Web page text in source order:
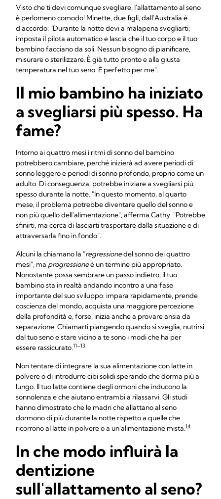
Visto che ti devi comunque svegliare, l'allattamento al seno
è perlomeno comodo! Minette, due figli, dall'Australia è
d'accordo: "Durante la notte devi a malapena svegliarti;
imposta il pilota automatico e lascia che il tuo corpo e il tuo
bambino facciano da soli. Nessun bisogno di pianificare,
misurare o sterilizzare. È già tutto pronto e alla giusta
temperatura nel tuo seno. È perfetto per me".
Il mio bambino ha iniziato
a svegliarsi più spesso. Ha
fame?
Intorno ai quattro mesi i ritmi di sonno del bambino
potrebbero cambiare, perché inizierà ad avere periodi di
sonno leggero e periodi di sonno profondo, proprio come un
adulto. Di conseguenza, potrebbe iniziare a svegliarsi più
spesso durante la notte. "In questo momento, al quarto
mese, il problema potrebbe diventare quello del sonno e
non più quello dell'alimentazione", afferma Cathy. "Potrebbe
sfinirti, ma cerca di lasciarti trasportare dalla situazione e di
attraversarla fino in fondo".
Alcuni la chiamano la "regressionedel sonno dei quattro
mesi", ma progressioneè un termine più appropriato.
Nonostante possa sembrare un passo indietro, il tuo
bambino sta in realtà andando incontro a una fase
importante del suo sviluppo: impara rapidamente, prende
coscienza del mondo, acquista una maggiore percezione
della profondità e, forse, inizia anche a provare ansia da
separazione. Chiamarti piangendo quando si sveglia, nutrirsi
dal tuo seno e stare vicino a te sono i modi che ha per
essere rassicurato.11–13
Non tentare di integrare la sua alimentazione con latte in
polvere o di introdurre cibi solidi sperando che dorma più a
lungo. Il tuo latte contiene degli ormoni che inducono la
sonnolenza e che aiutano entrambi a rilassarvi. Gli studi
hanno dimostrato che le madri che allattano al seno
dormono di più durante la notte rispetto a quelle che
ricorrono al latte in polvere o a un'alimentazione mista.14
In che modo influirà la
dentizione
sull'allattamento al seno?